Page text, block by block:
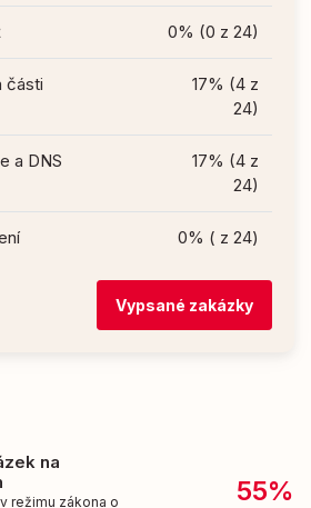
0% (0 z 24)
části
17% (4 z
24)
a DNS
17% (4 z
24)
0% ( z 24)
Vypsané zakázky
na
režimu zákona o
55%